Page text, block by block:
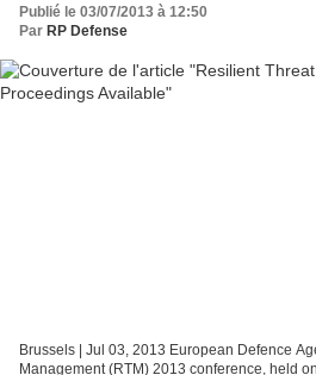
Publié le 03/07/2013 à 12:50
Par RP Defense
Brussels | Jul 03, 2013 European Defence
Management (RTM) 2013 conference, held